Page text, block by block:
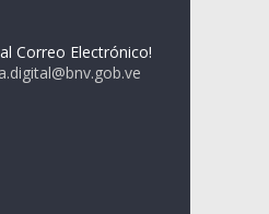
Correo Electrónico!